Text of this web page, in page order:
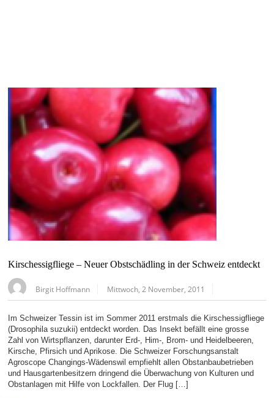
Kirschessigfliege – Neuer Obstschädling in der Schweiz entdeckt
Birgit Hoffmann Mittwoch, 2 November, 2011
Im Schweizer Tessin ist im Sommer 2011 erstmals die Kirschessigfliege
(Drosophila suzukii) entdeckt worden. Das Insekt befällt eine grosse
Zahl von Wirtspflanzen, darunter Erd-, Him-, Brom- und Heidelbeeren,
Kirsche, Pfirsich und Aprikose. Die Schweizer Forschungsanstalt
Agroscope Changings-Wädenswil empfiehlt allen Obstanbaubetrieben
und Hausgartenbesitzern dringend die Überwachung von Kulturen und
Obstanlagen mit Hilfe von Lockfallen. Der Flug […]